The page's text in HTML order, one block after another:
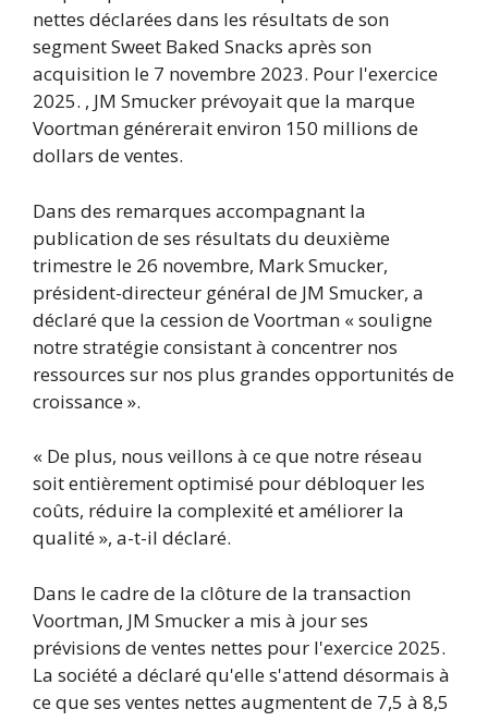
nettes déclarées dans les résultats de son
segment Sweet Baked Snacks après son
acquisition le 7 novembre 2023. Pour l'exercice
2025. , JM Smucker prévoyait que la marque
Voortman générerait environ 150 millions de
dollars de ventes.
Dans des remarques accompagnant la
publication de ses résultats du deuxième
trimestre le 26 novembre, Mark Smucker,
président-directeur général de JM Smucker, a
déclaré que la cession de Voortman « souligne
notre stratégie consistant à concentrer nos
ressources sur nos plus grandes opportunités de
croissance ».
« De plus, nous veillons à ce que notre réseau
soit entièrement optimisé pour débloquer les
coûts, réduire la complexité et améliorer la
qualité », a-t-il déclaré.
Dans le cadre de la clôture de la transaction
Voortman, JM Smucker a mis à jour ses
prévisions de ventes nettes pour l'exercice 2025.
La société a déclaré qu'elle s'attend désormais à
ce que ses ventes nettes augmentent de 7,5 à 8,5